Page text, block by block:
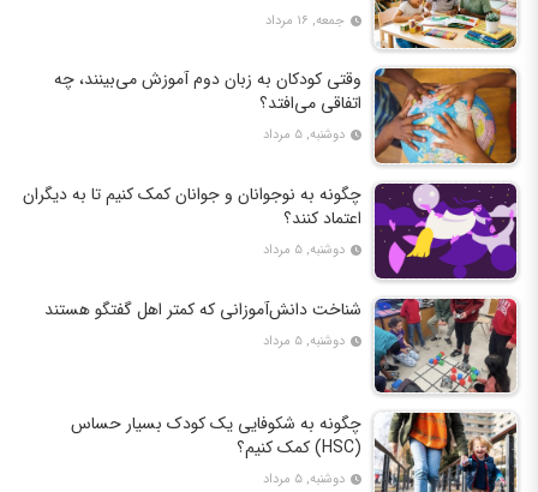
جمعه, ۱۶ مرداد
وقتی کودکان به زبان دوم آموزش می‌بینند، چه
اتفاقی می‌افتد؟
دوشنبه, ۵ مرداد
چگونه به نوجوانان و جوانان کمک کنیم تا به دیگران
اعتماد کنند؟
دوشنبه, ۵ مرداد
شناخت دانش‌آموزانی که کمتر اهل گفتگو هستند
دوشنبه, ۵ مرداد
چگونه به شکوفایی یک کودک بسیار حساس
(HSC) کمک کنیم؟
دوشنبه, ۵ مرداد